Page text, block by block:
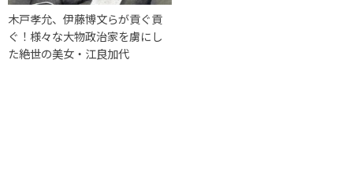
木戸孝允、伊藤博文らが貢ぐ貢
ぐ！様々な大物政治家を虜にし
た絶世の美女・江良加代